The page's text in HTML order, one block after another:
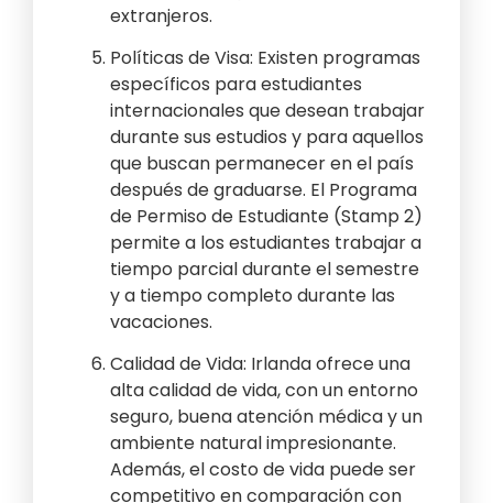
extranjeros.
Políticas de Visa: Existen programas
específicos para estudiantes
internacionales que desean trabajar
durante sus estudios y para aquellos
que buscan permanecer en el país
después de graduarse. El Programa
de Permiso de Estudiante (Stamp 2)
permite a los estudiantes trabajar a
tiempo parcial durante el semestre
y a tiempo completo durante las
vacaciones.
Calidad de Vida: Irlanda ofrece una
alta calidad de vida, con un entorno
seguro, buena atención médica y un
ambiente natural impresionante.
Además, el costo de vida puede ser
competitivo en comparación con